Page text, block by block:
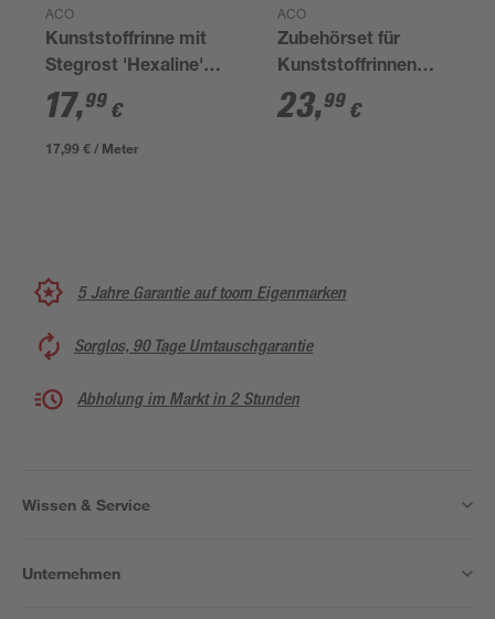
ACO
Kunststoffrinne mit
Stegrost 'Hexaline'
17,99 €
17,99 € / Meter
ACO
Zubehörset für
Kunststoffrinnen
'Hexaline' schwarz 4-
teilig
23,99 €
5 Jahre Garantie auf toom Eigenmarken
Sorglos, 90 Tage Umtauschgarantie
Abholung im Markt in 2 Stunden
Wissen & Service
Unternehmen